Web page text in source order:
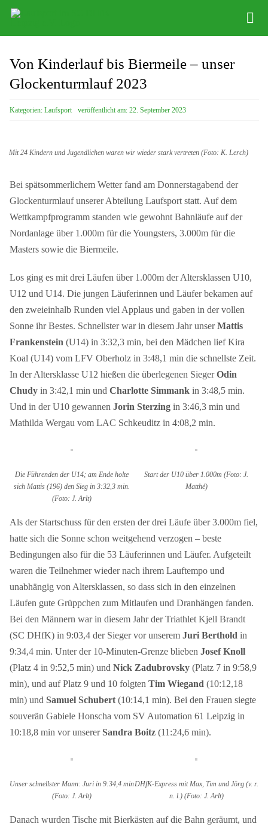
Zum
Training
Kontakt
Von Kinderlauf bis Biermeile – unser
Glockenturmlauf 2023
Kategorien: Laufsport veröffentlicht am: 22. September 2023
Mit 24 Kindern und Jugendlichen waren wir wieder stark vertreten (Foto: K. Lerch)
Bei spätsommerlichem Wetter fand am Donnerstagabend der
Glockenturmlauf unserer Abteilung Laufsport statt. Auf dem
Wettkampfprogramm standen wie gewohnt Bahnläufe auf der
Nordanlage über 1.000m für die Youngsters, 3.000m für die
Masters sowie die Biermeile.
Los ging es mit drei Läufen über 1.000m der Altersklassen U10,
U12 und U14. Die jungen Läuferinnen und Läufer bekamen auf
den zweieinhalb Runden viel Applaus und gaben in der vollen
Sonne ihr Bestes. Schnellster war in diesem Jahr unserMattis
Frankenstein (U14) in 3:32,3 min, bei den Mädchen lief Kira
Koal (U14) vom LFV Oberholz in 3:48,1 min die schnellste Zeit.
In der Altersklasse U12 hießen die überlegenen SiegerOdin
Chudyin 3:42,1 min und Charlotte Simmank in 3:48,5 min.
Und in der U10 gewannen Jorin Sterzingin 3:46,3 min und
Mathilda Wergau vom LAC Schkeuditz in 4:08,2 min.
Die Führenden der U14; am Ende holte
sich Mattis (196) den Sieg in 3:32,3 min.
(Foto: J. Arlt)
Start der U10 über 1.000m (Foto: J.
Matthé)
Als der Startschuss für den ersten der drei Läufe über 3.000m fiel,
hatte sich die Sonne schon weitgehend verzogen – beste
Bedingungen also für die 53 Läuferinnen und Läufer. Aufgeteilt
waren die Teilnehmer wieder nach ihrem Lauftempo und
unabhängig von Altersklassen, so dass sich in den einzelnen
Läufen gute Grüppchen zum Mitlaufen und Dranhängen fanden.
Bei den Männern war in diesem Jahr der Triathlet Kjell Brandt
(SC DHfK) in 9:03,4 der Sieger vor unserem Juri Berthold in
9:34,4 min. Unter der 10-Minuten-Grenze blieben Josef Knoll
(Platz 4 in 9:52,5 min) und Nick Zadubrovsky (Platz 7 in 9:58,9
min), und auf Platz 9 und 10 folgten Tim Wiegand (10:12,18
min) und Samuel Schubert(10:14,1 min). Bei den Frauen siegte
souverän Gabiele Honscha vom SV Automation 61 Leipzig in
10:18,8 min vor unsererSandra Boitz (11:24,6 min).
Unser schnellster Mann: Juri in 9:34,4 min
(Foto: J. Arlt)
DHfK-Express mit Max, Tim und Jörg (v. r.
n. l.) (Foto: J. Arlt)
Danach wurden Tische mit Bierkästen auf die Bahn geräumt, und